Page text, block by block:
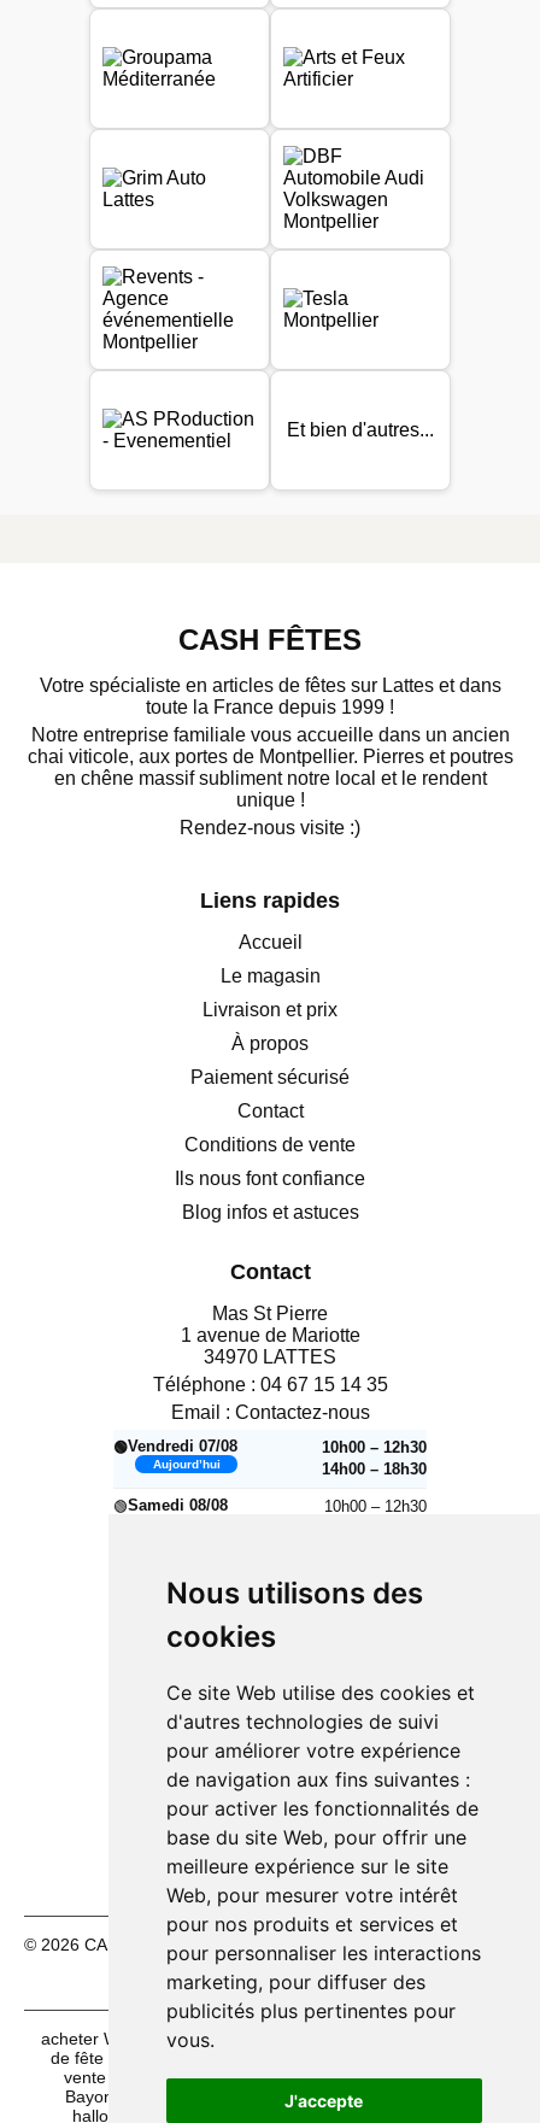
Nous utilisons des
cookies
Ce site Web utilise des cookies et
d'autres technologies de suivi
pour améliorer votre expérience
de navigation aux fins suivantes :
pour activer les fonctionnalités de
base du site Web, pour offrir une
meilleure expérience sur le site
Web, pour mesurer votre intérêt
pour nos produits et services et
pour personnaliser les interactions
marketing, pour diffuser des
publicités plus pertinentes pour
vous.
J'accepte
Et bien d'autres...
CASH FÊTES
Votre spécialiste en articles de fêtes sur Lattes et dans
toute la France depuis 1999 !
Notre entreprise familiale vous accueille dans un ancien
chai viticole, aux portes de Montpellier. Pierres et poutres
en chêne massif subliment notre local et le rendent
unique !
Rendez-nous visite :)
Liens rapides
Accueil
Le magasin
Livraison et prix
À propos
Paiement sécurisé
Contact
Conditions de vente
Ils nous font confiance
Blog infos et astuces
Contact
Mas St Pierre
1 avenue de Mariotte
34970 LATTES
Téléphone : 04 67 15 14 35
Email : Contactez-nous
🟢Vendredi 07/08
Aujourd’hui
10h00 – 12h30
14h00 – 18h30
🟢Samedi 08/08
10h00 – 12h30
Lundi 10/08 14h00 – 18h30
Mardi 11/08
Mercredi 12/08
10h00 – 12h30
14h00 – 18h30
Jeudi 13/08
10h00 – 12h30
14h00 – 18h30
Vendredi 14/08
10h00 – 12h30
14h00 – 18h30
© 2026 CASH FÊTES. Tous droits réservés.
Mentions légales
|
CGV
acheter WIF Montpel Carnival à Brest
de fête à Pau
vente artifices à Eybens
achat Accessoires fêtes de
Bayonne à Châlon-sur-Saône
acheter maquillage
halloween à Perpignan
vente articles de fêtes à